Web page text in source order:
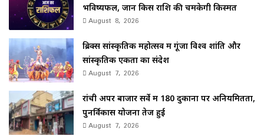
भविष्यफल, जानें किस राशि की चमकेगी किस्मत
August 8, 2026
ब्रिक्स सांस्कृतिक महोत्सव में गूंजा विश्व शांति और
सांस्कृतिक एकता का संदेश
August 7, 2026
रांची अपर बाजार सर्वे में 180 दुकानों पर अनियमितता,
पुनर्विकास योजना तेज हुई
August 7, 2026